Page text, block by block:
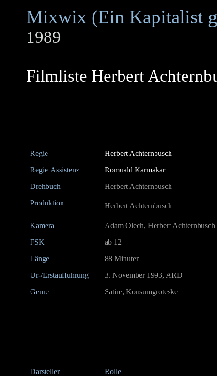
Mixwix (Ein Kapitalist
1989
Filmliste Herbert
Regie
Herbert Achternbusch
Regie-Assistenz
Romuald Karmakar
Drehbuch
Herbert Achternbusch
Produktion
Herbert Achternbusch
Kamera
Adam Olech, Herbert Achternbusch
FSK
ab 12
Länge
88 Minuten
Ur-/Erstaufführung
3. November 1993, ARD
Genre
Satire, Konsumgroteske
Darsteller
Rolle